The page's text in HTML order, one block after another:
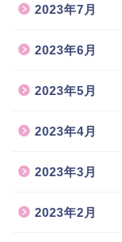
2023年7月
2023年6月
2023年5月
2023年4月
2023年3月
2023年2月